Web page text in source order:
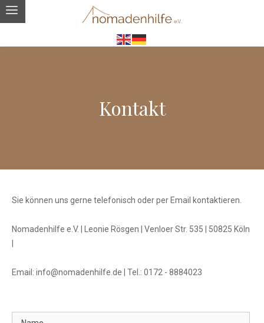
Kontakt
Sie können uns gerne telefonisch oder per Email kontaktieren.
Nomadenhilfe e.V. | Leonie Rösgen | Venloer Str. 535 | 50825 Köln
Email: info@nomadenhilfe.de | Tel.: 0172 - 8884023